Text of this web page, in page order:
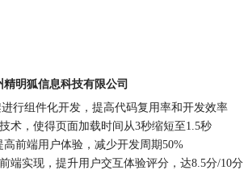
精明狐信息科技有限公司
行组件化开发，提高代码复用率和开发效率
术，使得页面加载时间从3秒缩短至1.5秒
前端用户体验，减少开发周期50%
端实现，提升用户交互体验评分，达8.5分/10分